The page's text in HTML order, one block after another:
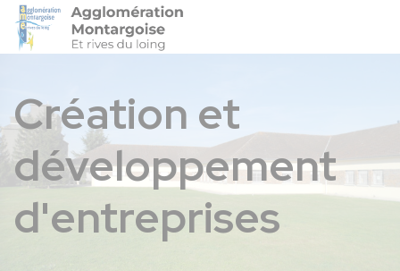
Création et
développement
d'entreprises